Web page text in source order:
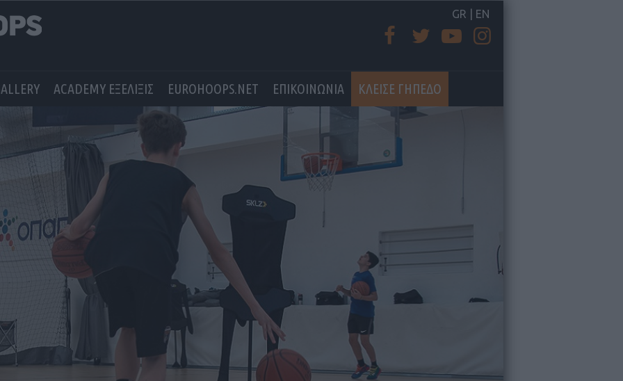
GR EN
ACADEMY ΕΞΕΛΙΞΙΣ EUROHOOPS.NET ΕΠΙΚΟΙΝΩΝΙΑ ΚΛΕΙΣΕ ΓΗΠΕΔΟ